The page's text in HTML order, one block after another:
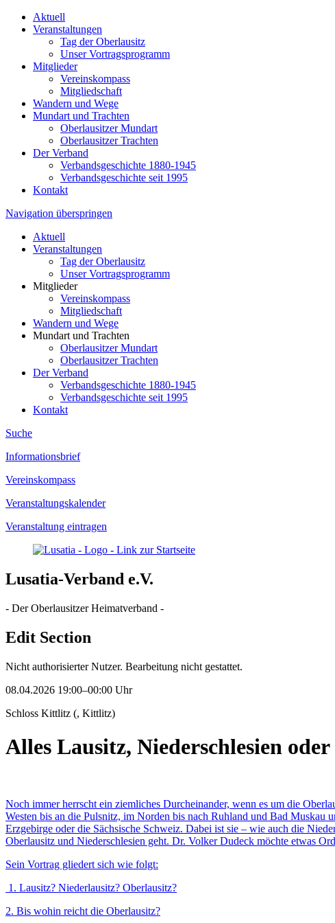
Aktuell
Veranstaltungen
Tag der Oberlausitz
Unser Vortragsprogramm
Mitglieder
Vereinskompass
Mitgliedschaft
Wandern und Wege
Mundart und Trachten
Oberlausitzer Mundart
Oberlausitzer Trachten
Der Verband
Verbandsgeschichte 1880-1945
Verbandsgeschichte seit 1995
Kontakt
Navigation überspringen
Aktuell
Veranstaltungen
Tag der Oberlausitz
Unser Vortragsprogramm
Mitglieder
Vereinskompass
Mitgliedschaft
Wandern und Wege
Mundart und Trachten
Oberlausitzer Mundart
Oberlausitzer Trachten
Der Verband
Verbandsgeschichte 1880-1945
Verbandsgeschichte seit 1995
Kontakt
Suche
Informationsbrief
Vereinskompass
Veranstaltungskalender
Veranstaltung eintragen
Lusatia-Verband e.V.
- Der Oberlausitzer Heimatverband -
Edit Section
Nicht authorisierter Nutzer. Bearbeitung nicht gestattet.
08.04.2026 19:00–00:00 Uhr
Schloss Kittlitz (, Kittlitz)
Alles Lausitz, Niederschlesien
Noch immer herrscht ein ziemliches Durcheinander, wenn es um die
Westen bis an die Pulsnitz, im Norden bis nach Ruhland und Bad Muskau
Erzgebirge oder die Sächsische Schweiz. Dabei ist sie – wie auch die
Oberlausitz und Niederschlesien geht. Dr. Volker Dudeck möchte etwas
Sein Vortrag gliedert sich wie folgt:
1. Lausitz? Niederlausitz? Oberlausitz?
2. Bis wohin reicht die Oberlausitz?